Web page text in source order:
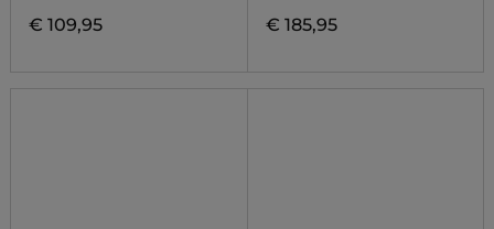
€ 109,95 € 185,95